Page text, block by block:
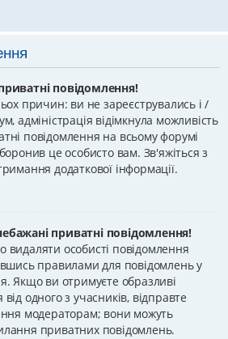
повідомлення!
причин: ви не зареєструвались і /
адміністрація відімкнула можливість
повідомлення на всьому форумі
це особисто вам. Зв'яжіться з
додаткової інформації.
приватні повідомлення!
особисті повідомлення
правилами для повідомлень у
Якщо ви отримуєте образливі
одного з учасників, відправте
модераторам; вони можуть
приватних повідомлень.